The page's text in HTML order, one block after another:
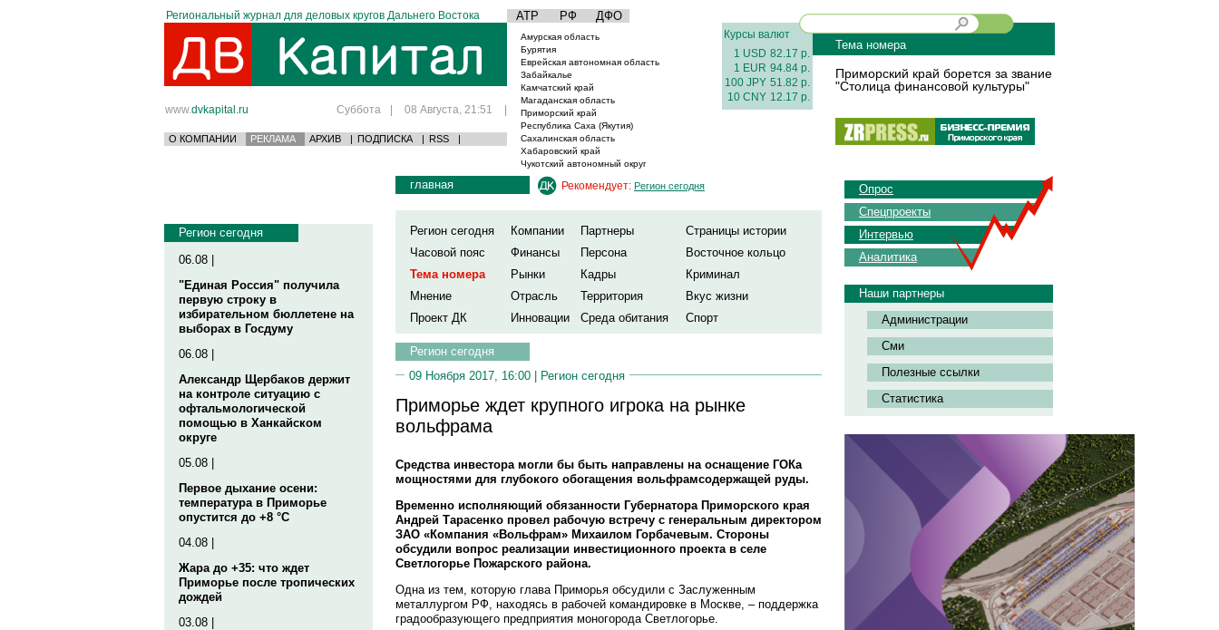
Региональный журнал для деловых кругов Дальнего Востока АТР РФ ДФО
www.dvkapital.ru Суббота | 08 Августа, 21:51 |
О КОМПАНИИ РЕКЛАМА АРХИВ | ПОДПИСКА | RSS |
Амурская область
Бурятия
Еврейская автономная область
Забайкалье
Камчатский край
Магаданская область
Приморский край
Республика Саха (Якутия)
Сахалинская область
Хабаровский край
Чукотский автономный округ
Курсы валют
1 USD 82.17 р.
1 EUR 94.84 р.
100 JPY 51.82 р.
10 CNY 12.17 р.
Тема номера
Приморский край борется за звание
"Столица финансовой культуры"
Регион сегодня
06.08 |
"Единая Россия" получила
первую строку в
избирательном бюллетене на
выборах в Госдуму
06.08 |
Александр Щербаков держит
на контроле ситуацию с
офтальмологической
помощью в Ханкайском
округе
05.08 |
Первое дыхание осени:
температура в Приморье
опустится до +8 °C
04.08 |
Жара до +35: что ждет
Приморье после тропических
дождей
03.08 |
главная Рекомендует: Регион сегодня
Регион сегодня Компании Партнеры
Страницы истории
Часовой пояс
Финансы Персона
Восточное кольцо
Тема номера
Рынки Кадры
Криминал
Мнение
Отрасль Территория
Вкус жизни
Проект ДК
Инновации Среда обитания Спорт
Регион сегодня
09 Ноября 2017, 16:00 | Регион сегодня
Приморье ждет крупного игрока на рынке
вольфрама
Средства инвестора могли бы быть направлены на оснащение ГОКа
мощностями для глубокого обогащения вольфрамсодержащей руды.
Временно исполняющий обязанности Губернатора Приморского края
Андрей Тарасенко провел рабочую встречу с генеральным директором
ЗАО «Компания «Вольфрам» Михаилом Горбачевым. Стороны
обсудили вопрос реализации инвестиционного проекта в селе
Светлогорье Пожарского района.
Одна из тем, которую глава Приморья обсудили с Заслуженным
металлургом РФ, находясь в рабочей командировке в Москве, – поддержка
градообразующего предприятия моногорода Светлогорье.
Опрос
Спецпроекты
Интервью
Аналитика
Наши партнеры
Администрации
Сми
Полезные ссылки
Статистика